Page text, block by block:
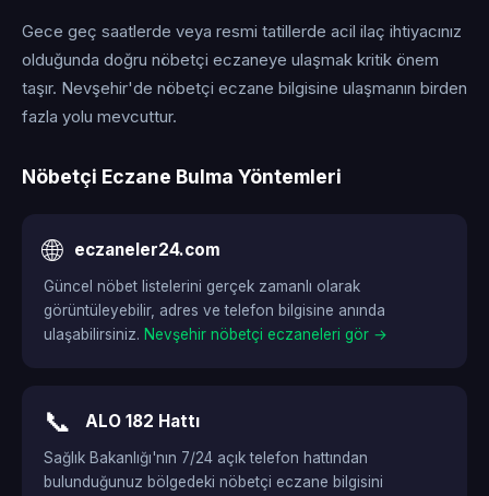
Gece geç saatlerde veya resmi tatillerde acil ilaç ihtiyacınız
olduğunda doğru nöbetçi eczaneye ulaşmak kritik önem
taşır. Nevşehir'de nöbetçi eczane bilgisine ulaşmanın birden
fazla yolu mevcuttur.
Nöbetçi Eczane Bulma Yöntemleri
🌐 eczaneler24.com
Güncel nöbet listelerini gerçek zamanlı olarak
görüntüleyebilir, adres ve telefon bilgisine anında
ulaşabilirsiniz. Nevşehir nöbetçi eczaneleri gör →
📞 ALO 182 Hattı
Sağlık Bakanlığı'nın 7/24 açık telefon hattından
bulunduğunuz bölgedeki nöbetçi eczane bilgisini